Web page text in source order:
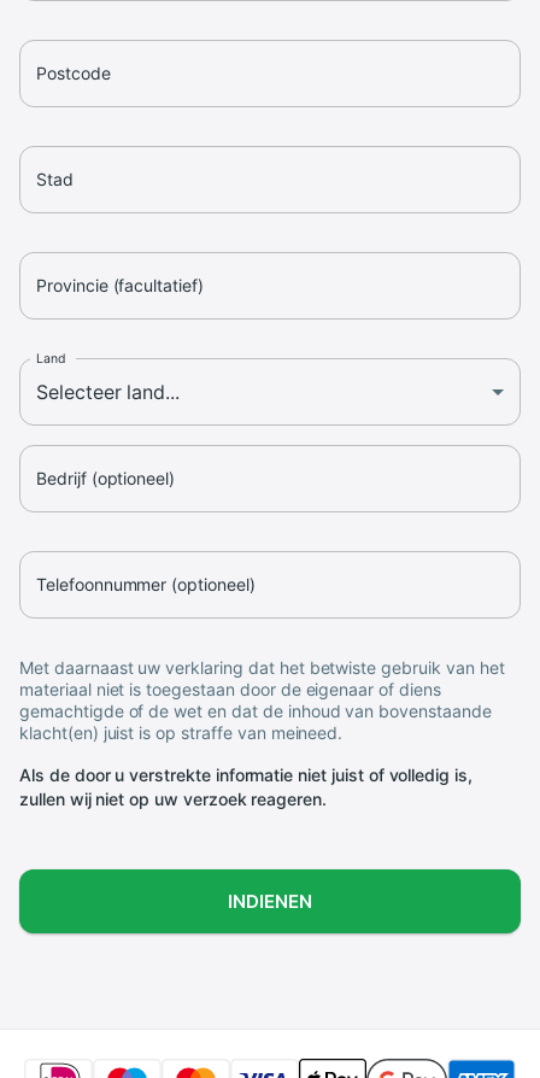
Postcode
Stad
Provincie (facultatief)
Land
Bedrijf (optioneel)
Telefoonnummer (optioneel)
Met daarnaast uw verklaring dat het betwiste gebruik van het
materiaal niet is toegestaan door de eigenaar of diens
gemachtigde of de wet en dat de inhoud van bovenstaande
klacht(en) juist is op straffe van meineed.
Als de door u verstrekte informatie niet juist of volledig is,
zullen wij niet op uw verzoek reageren.
INDIENEN